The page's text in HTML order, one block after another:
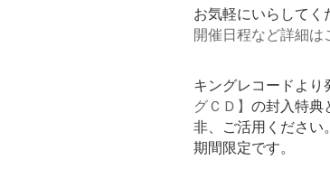
お気軽にいらしてく
開催日程など詳細は
キングレコードより
グＣＤ】 の封入特典
非、ご活用ください。
期間限定です。